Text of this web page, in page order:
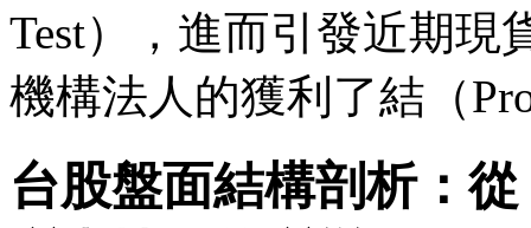
Test），進而引發近期現
機構法人的獲利了結（
台股盤面結構剖析：